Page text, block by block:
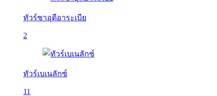
ทัวร์ซาอุดีอาระเบีย
2
ทัวร์เบเนลักซ์
11